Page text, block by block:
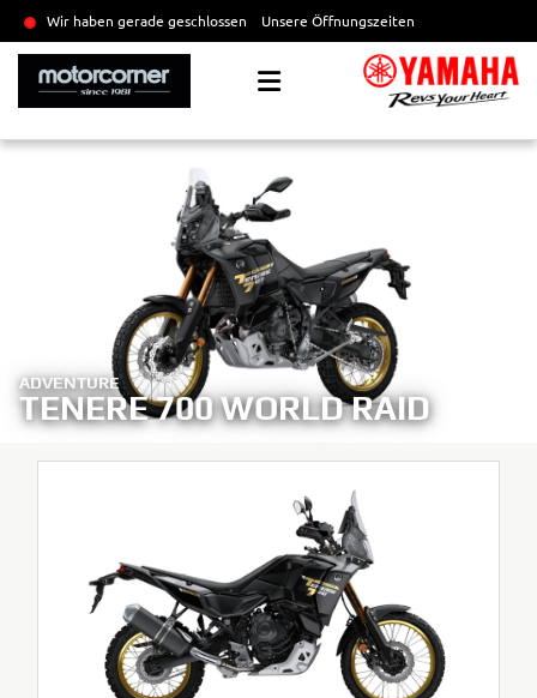
Wir haben gerade geschlossen Unsere Öffnungszeiten
ADVENTURE
TENERE 700 WORLD RAID